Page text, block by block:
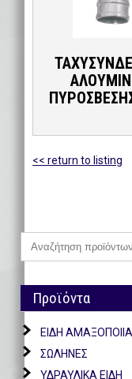
<< return to listing
Αναζήτηση
για:
Προϊόντα
ΕΙΔΗ
ΣΩΛΗΝΕΣ
ΥΔΡΑΥΛΙΚΑ ΕΙΔΗ